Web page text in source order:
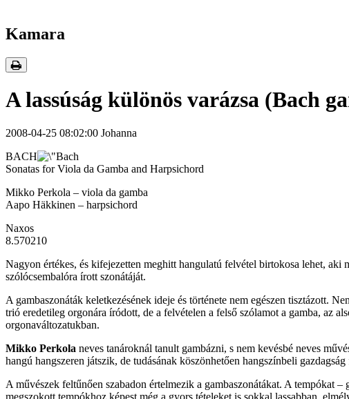
Kamara
A lassúság különös varázsa (Bach
2008-04-25 08:02:00 Johanna
BACH
Sonatas for Viola da Gamba and Harpsichord
Mikko Perkola – viola da gamba
Aapo Häkkinen – harpsichord
Naxos
8.570210
Nagyon értékes, és kifejezetten meghitt hangulatú felvétel birtokosa lehet, aki
szólócsembalóra írott szonátáját.
A gambaszonáták keletkezésének ideje és története nem egészen tisztázott.
trió eredetileg orgonára íródott, de a felvételen a felső szólamot a gamba, az
orgonaváltozatukban.
Mikko Perkola neves tanároknál tanult gambázni, s nem kevésbé neves
hangú hangszeren játszik, de tudásának köszönhetően hangszínbeli
A művészek feltűnően szabadon értelmezik a gambaszonátákat. A tempókat